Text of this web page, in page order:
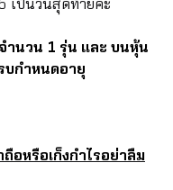
ำนวน 1 รุ่น และ บนหุ้น
บกำหนดอายุ
อหรือเก็งกำไรอย่าลืม